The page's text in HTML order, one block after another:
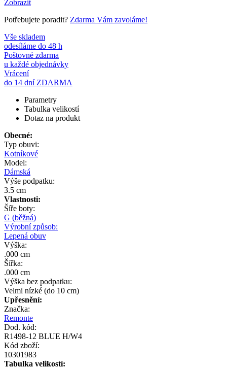
Zobrazit
Potřebujete poradit? Zdarma Vám zavoláme!
Vše skladem
odesíláme do 48 h
Poštovné zdarma
u každé objednávky
Vrácení
do 14 dní ZDARMA
Parametry
Tabulka velikostí
Dotaz na produkt
Obecné:
Typ obuvi:
Kotníkové
Model:
Dámská
Výše podpatku:
3.5 cm
Vlastnosti:
Šíře boty:
G (běžná)
Výrobní způsob:
Lepená obuv
Výška:
.000 cm
Šířka:
.000 cm
Výška bez podpatku:
Velmi nízké (do 10 cm)
Upřesnění:
Značka:
Remonte
Dod. kód:
R1498-12 BLUE H/W4
Kód zboží:
10301983
Tabulka velikostí: